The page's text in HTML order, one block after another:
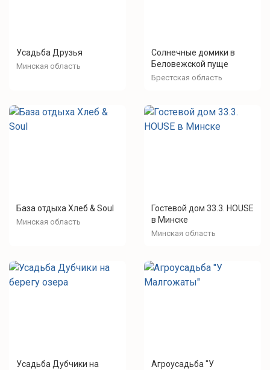
Усадьба Друзья
Минская область
Солнечные домики в
Беловежской пуще
Брестская область
База отдыха Хлеб & Soul
Минская область
Гостевой дом 33.3. HOUSE
в Минске
Минская область
Усадьба Дубчики на
Агроусадьба "У